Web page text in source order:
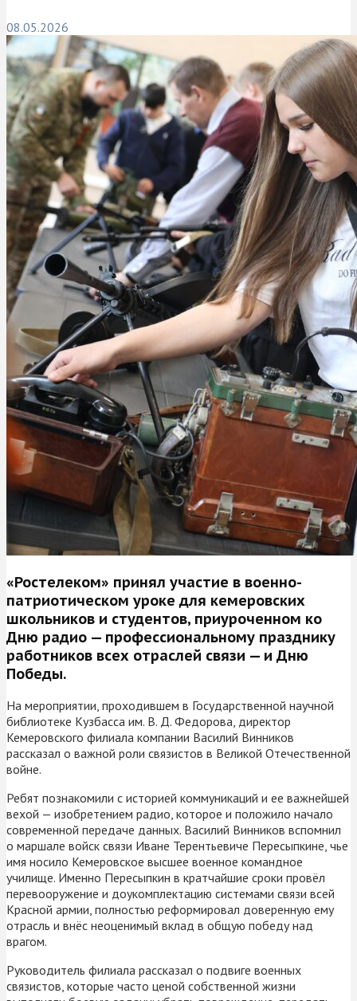
08.05.2026
«Ростелеком» принял участие в военно-
патриотическом уроке для кемеровских
школьников и студентов, приуроченном ко
Дню радио — профессиональному празднику
работников всех отраслей связи — и Дню
Победы.
На мероприятии, проходившем в Государственной научной
библиотеке Кузбасса им. В. Д. Федорова, директор
Кемеровского филиала компании Василий Винников
рассказал о важной роли связистов в Великой Отечественной
войне.
Ребят познакомили с историей коммуникаций и ее важнейшей
вехой — изобретением радио, которое и положило начало
современной передаче данных. Василий Винников вспомнил
о маршале войск связи Иване Терентьевиче Пересыпкине, чье
имя носило Кемеровское высшее военное командное
училище. Именно Пересыпкин в кратчайшие сроки провёл
перевооружение и доукомплектацию системами связи всей
Красной армии, полностью реформировал доверенную ему
отрасль и внёс неоценимый вклад в общую победу над
врагом.
Руководитель филиала рассказал о подвиге военных
связистов, которые часто ценой собственной жизни